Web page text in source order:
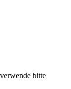
bitte